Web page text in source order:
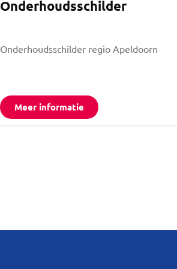
Onderhoudsschilder
Onderhoudsschilder regio Apeldoorn
Meer informatie